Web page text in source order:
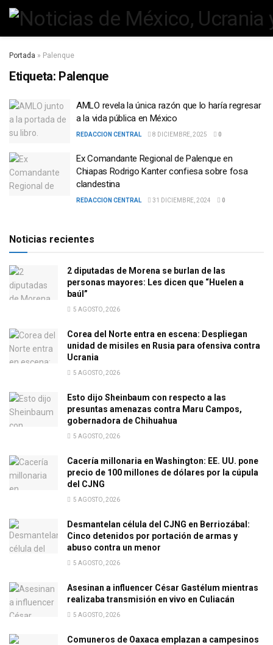
Portada » Palenque
Etiqueta: Palenque
AMLO revela la única razón que lo haría regresar
a la vida pública en México
REDACCION CENTRAL 8 DICIEMBRE, 2025 0
Ex Comandante Regional de Palenque en
Chiapas Rodrigo Kanter confiesa sobre fosa
clandestina
REDACCION CENTRAL 31 DICIEMBRE, 2024 0
Noticias recientes
2 diputadas de Morena se burlan de las
personas mayores: Les dicen que “Huelen a
baúl”
5 AGOSTO, 2026
Corea del Norte entra en escena: Despliegan
unidad de misiles en Rusia para ofensiva contra
Ucrania
5 AGOSTO, 2026
Esto dijo Sheinbaum con respecto a las
presuntas amenazas contra Maru Campos,
gobernadora de Chihuahua
5 AGOSTO, 2026
Cacería millonaria en Washington: EE. UU. pone
precio de 100 millones de dólares por la cúpula
del CJNG
5 AGOSTO, 2026
Desmantelan célula del CJNG en Berriozábal:
Cinco detenidos por portación de armas y
abuso contra un menor
5 AGOSTO, 2026
Asesinan a influencer César Gastélum mientras
realizaba transmisión en vivo en Culiacán
5 AGOSTO, 2026
Comuneros de Oaxaca emplazan a campesinos